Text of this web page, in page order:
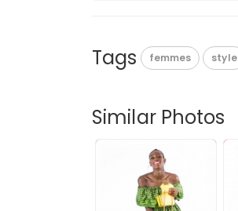
Tags femmes style
Similar Photos